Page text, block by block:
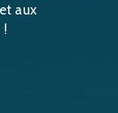
aux
!